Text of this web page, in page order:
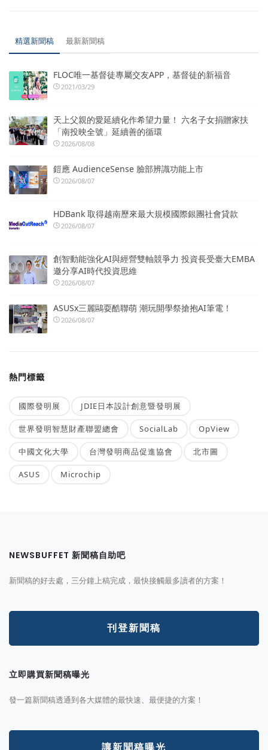
精選新聞稿 最新新聞稿
FLOC唯一基督徒專屬交友APP，基督徒的新福音
2021/03/29
天上父親的愛延續化作希望力量！ 六名子女捐贈家扶
「南投映全號」延續善的循環
2026/08/08
鎧應 AudienceSense 臉部辨識功能上市
2026/08/07
HDBank 取得越南歷來最大規模國際銀團社會貸款
2026/08/07
創智動能強化AI與經營雙軸競爭力 投資長受臺大EMBA
邀分享AI時代投資思維
2026/08/07
ASUSx三麗鷗耍酷聯萌 潮玩開學祭搶抱AI筆電！
2026/08/07
熱門標籤
國際發明展 JDIE日本設計創意暨發明展
世界發明智慧財產聯盟總會 SocialLab OpView
中國文化大學 台灣發明商品促進協會 北市圖
ASUS Microchip
NEWSBUFFET 新聞稿自助吧
新聞稿的好去處，三分鐘上稿完成，最快接觸最多讀者的方案！
刊登新聞稿
立即購買新聞稿曝光
發一篇新聞稿透通到各大媒體的最快速、最便捷的方案！
讓新聞稿曝光